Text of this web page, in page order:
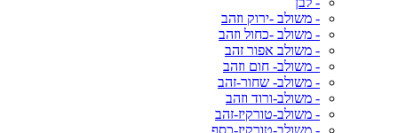
- משולב -ירוק וזהב
- משולב -כחול וזהב
- משולב אפור זהב
- משולב- חום וזהב
- משולב- שחור-זהב
- משולב-ורוד וזהב
- משולב-טורקיז-זהב
- משולב-טורקיז-כסף